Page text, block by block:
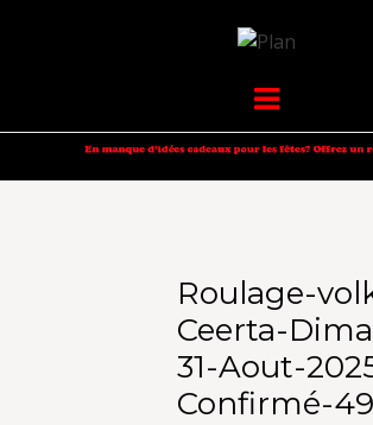
Menu
Roulage-
Ceerta-
31-Aout-
Confirmé-49